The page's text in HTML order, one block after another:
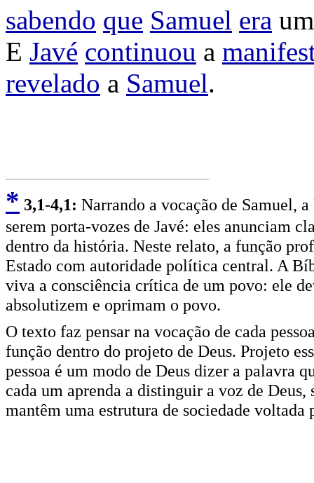
sabendo que Samuel era
E Javé continuou a
revelado a Samuel.
* 3,1-4,1: Narrando a vocação de Samuel,
serem porta-vozes de Javé: eles anunciam
dentro da história. Neste relato, a função
Estado com autoridade política central. A
viva a consciência crítica de um povo: ele
absolutizem e oprimam o povo.
O texto faz pensar na vocação de cada
função dentro do projeto de Deus. Projeto
pessoa é um modo de Deus dizer a palavra
cada um aprenda a distinguir a voz de
mantêm uma estrutura de sociedade voltada